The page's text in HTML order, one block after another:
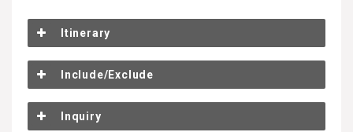
Itinerary
Include/Exclude
Inquiry